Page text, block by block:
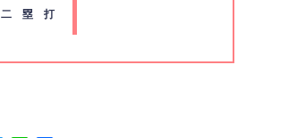
二 塁 打